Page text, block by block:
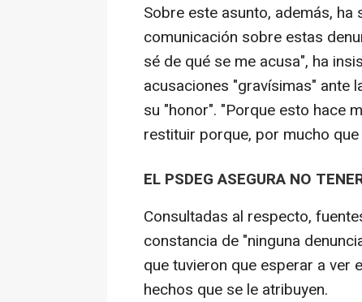
Sobre este asunto, además,
comunicación sobre estas
sé de qué se me acusa", ha
acusaciones "gravísimas" ante
su "honor". "Porque esto hace
restituir porque, por mucho
EL PSDEG ASEGURA NO
Consultadas al respecto,
constancia de "ninguna
que tuvieron que esperar a ver
hechos que se le atribuyen.